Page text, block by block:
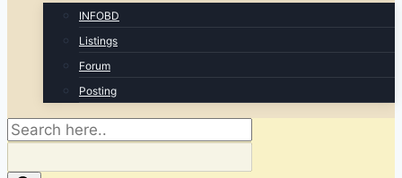
INFOBD
Listings
Forum
Posting